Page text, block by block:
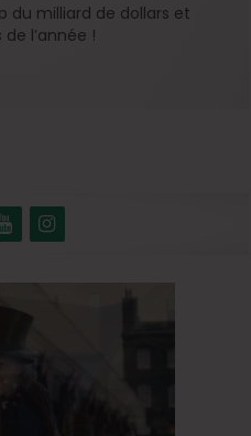
du milliard de dollars et
l’année !